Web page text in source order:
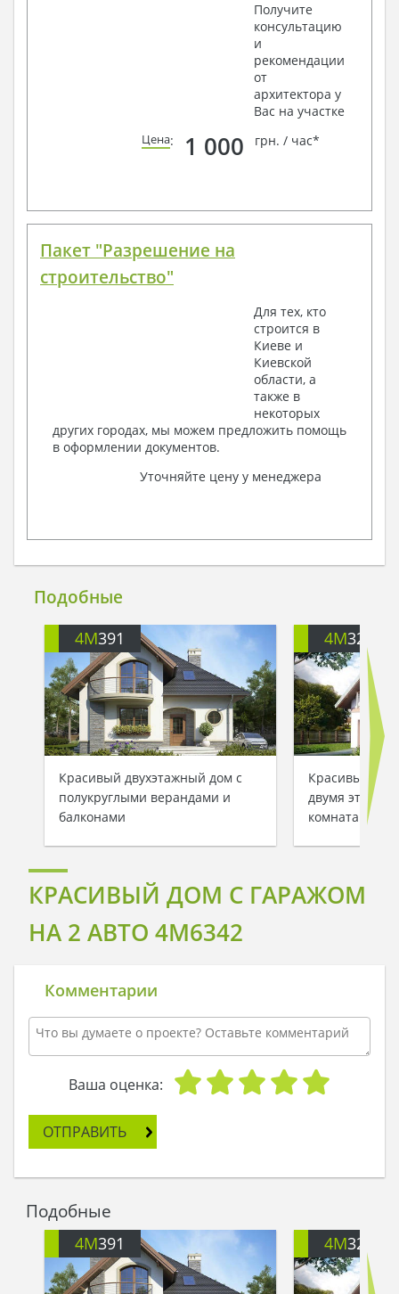
Получите
консультацию
и
рекомендации
от
архитектора у
Вас на участке
Цена: 1 000 грн. / час*
Пакет "Разрешение на
строительство"
Для тех, кто
строится в
Киеве и
Киевской
области, а
также в
некоторых
других городах, мы можем предложить помощь
в оформлении документов.
Уточняйте цену у менеджера
Подобные
4M391
Красивый двухэтажный дом с
полукруглыми верандами и
балконами
4M3200
Красивый
двумя
комнатами
КРАСИВЫЙ ДОМ С ГАРАЖОМ
НА 2 АВТО 4M6342
Комментарии
Ваша оценка:
ОТПРАВИТЬ
Подобные
4M391 4M3200